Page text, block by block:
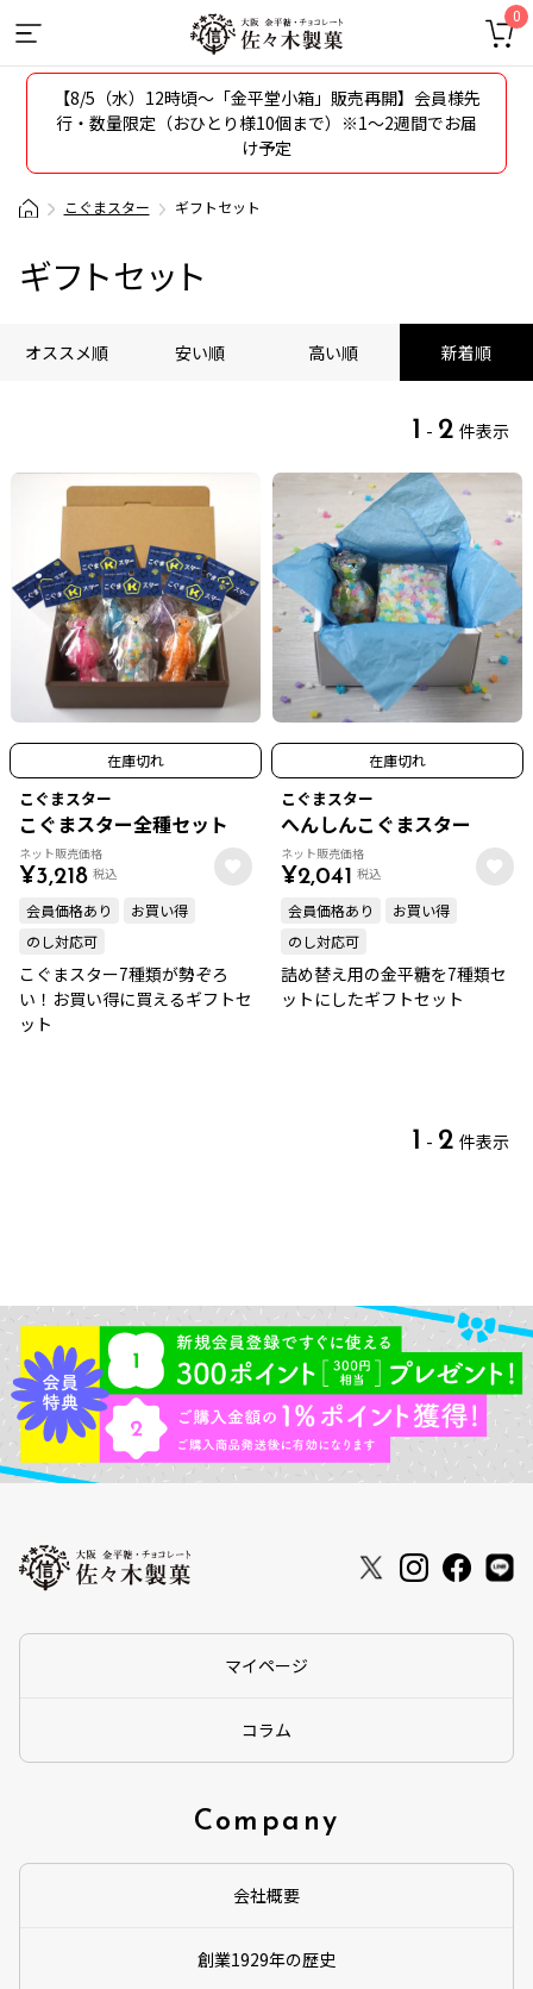
0
【8/5（水）12時頃〜「金平堂小箱」販売再開】会員様先
行・数量限定（おひとり様10個まで）※1～2週間でお届
け予定
こぐまスター ギフトセット
ギフトセット
オススメ順 安い順 高い順 新着順
1 - 2 件表示
在庫切れ
こぐまスター
こぐまスター全種セット
ネット販売価格
¥3,218 税込
会員価格あり
お買い得
のし対応可
こぐまスター7種類が勢ぞろ
い！お買い得に買えるギフトセ
ット
在庫切れ
こぐまスター
へんしんこぐまスター
ネット販売価格
¥2,041 税込
会員価格あり
お買い得
のし対応可
詰め替え用の金平糖を7種類セ
ットにしたギフトセット
1 - 2 件表示
マイページ
コラム
Company
会社概要
創業1929年の歴史